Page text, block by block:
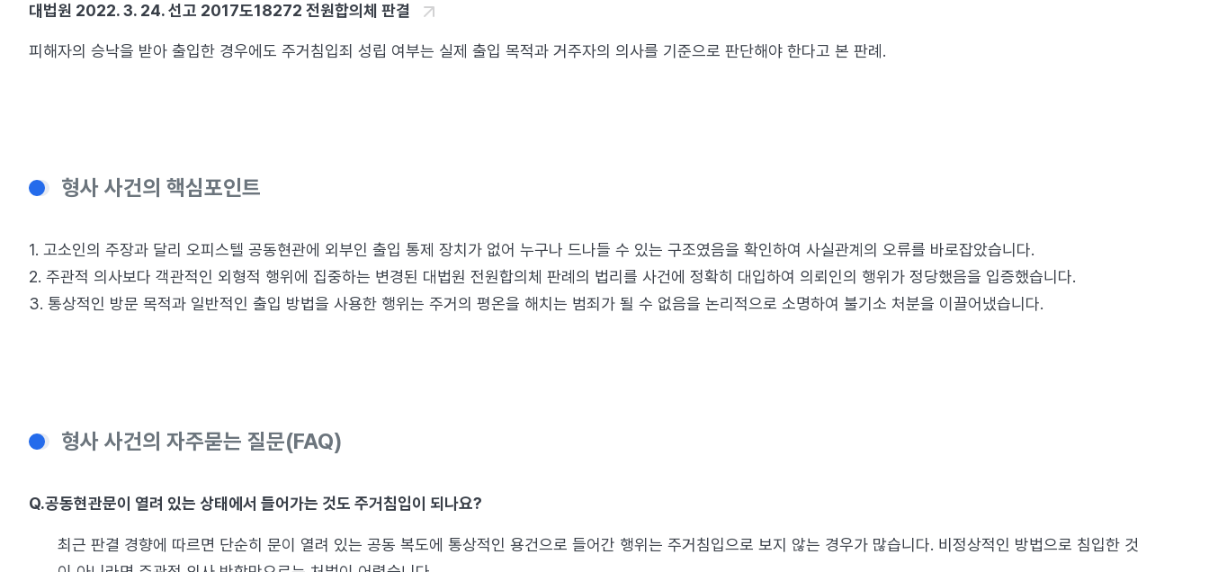
대법원 2022. 3. 24. 선고 2017도18272 전원합의체 판결
피해자의 승낙을 받아 출입한 경우에도 주거침입죄 성립 여부는 실제 출입 목적과 거주자의 의사를 기준으로 판단해야 한다고 본 판례.
형사 사건의 핵심포인트
1. 고소인의 주장과 달리 오피스텔 공동현관에 외부인 출입 통제 장치가 없어 누구나 드나들 수 있는 구조였음을 확인하여 사실관계의 오류를 바로잡았습니다.
2. 주관적 의사보다 객관적인 외형적 행위에 집중하는 변경된 대법원 전원합의체 판례의 법리를 사건에 정확히 대입하여 의뢰인의 행위가 정당했음을 입증했습니다.
3. 통상적인 방문 목적과 일반적인 출입 방법을 사용한 행위는 주거의 평온을 해치는 범죄가 될 수 없음을 논리적으로 소명하여 불기소 처분을 이끌어냈습니다.
형사 사건의 자주묻는 질문(FAQ)
Q.공동현관문이 열려 있는 상태에서 들어가는 것도 주거침입이 되나요?
최근 판결 경향에 따르면 단순히 문이 열려 있는 공동 복도에 통상적인 용건으로 들어간 행위는 주거침입으로 보지 않는 경우가 많습니다. 비정상적인 방법으로 침입한 것